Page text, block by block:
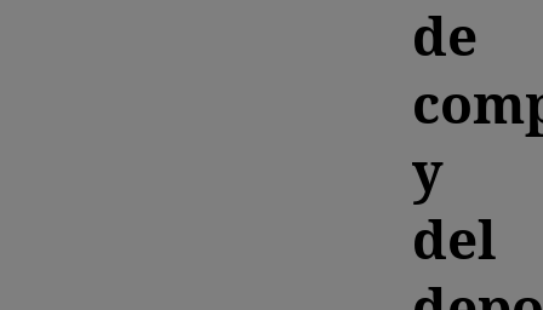
de
y
del